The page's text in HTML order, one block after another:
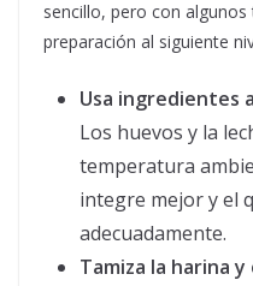
sencillo, pero con
preparación al siguiente
Usa ingredientes
Los huevos y la
temperatura
integre mejor y el
adecuadamente.
Tamiza la harina